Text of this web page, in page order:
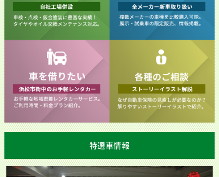
特選車情報